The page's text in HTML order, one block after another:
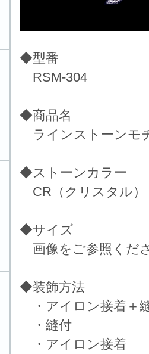
◆型番
RSM-304
◆商品名
ラインストーンモ
◆ストーンカラー
CR（クリスタル）
◆サイズ
画像をご参照くだ
◆装飾方法
・アイロン接着＋
・縫付
・アイロン接着